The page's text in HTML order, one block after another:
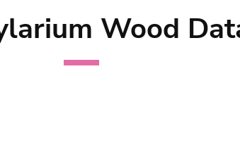
Wood